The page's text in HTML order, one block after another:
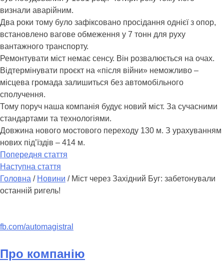
визнали аварійним.
Два роки тому було зафіксовано просідання однієї з опор,
встановлено вагове обмеження у 7 тонн для руху
вантажного транспорту.
Ремонтувати міст немає сенсу. Він розвалюється на очах.
Відтермінувати проєкт на «після війни» неможливо –
місцева громада залишиться без автомобільного
сполучення.
Тому поруч наша компанія будує новий міст. За сучасними
стандартами та технологіями.
Довжина нового мостового переходу 130 м. З урахуванням
нових під’їздів – 414 м.
Попередня стаття
Наступна стаття
Головна / Новини / Міст через Західний Буг: забетонували
останній ригель!
fb.com/automagistral
Про компанію